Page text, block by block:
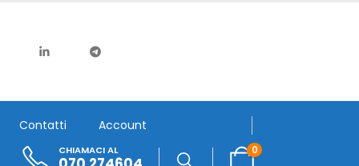
Contatti Account
CHIAMACI AL 0